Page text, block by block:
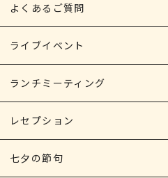
よくあるご質問
ライブイベント
ランチミーティング
レセプション
七夕の節句